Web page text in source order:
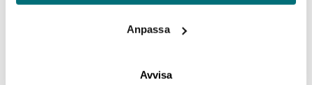
Anpassa
Avvisa
robotlösningar för ditt företag